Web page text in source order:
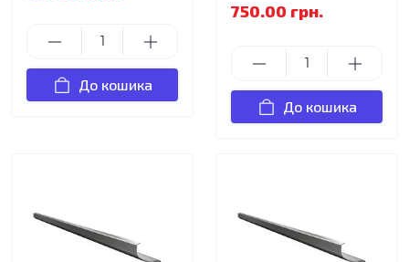
До кошика
750.00 грн.
До кошика